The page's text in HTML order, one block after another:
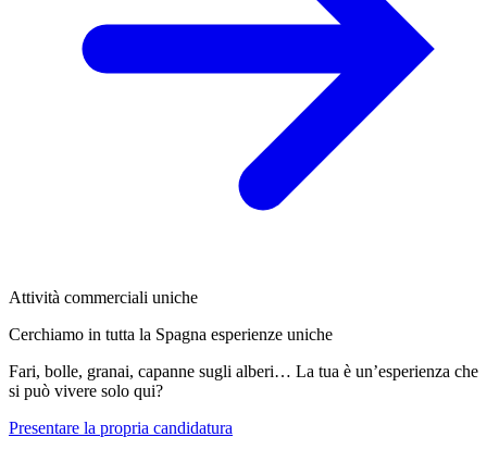
Attività commerciali uniche
Cerchiamo in tutta la Spagna esperienze uniche
Fari, bolle, granai, capanne sugli alberi… La tua è un’esperienza che
si può vivere solo qui?
Presentare la propria candidatura